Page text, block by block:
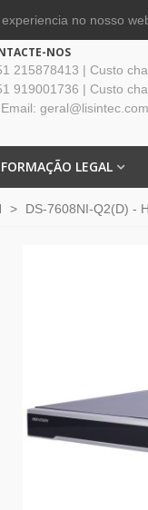
NOS
215878413 | Custo
919001736 | Custo
geral@lisintec.com
LEGAL
> DS-7608NI-Q2(D) -
no nosso